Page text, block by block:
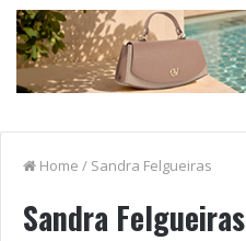
Home / Sandra Felgueiras
Sandra Felgueiras